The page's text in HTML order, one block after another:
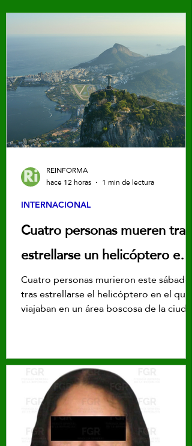
Cuatro personas mueren tras
estrellarse un helicóptero en
área boscosa de Río de
Janeiro
Cuatro personas murieron este sábado
tras estrellarse el helicóptero en el que
viajaban en un área boscosa de la ciudad
INTERNACIONAL
REINFORMA
hace 12 horas
1 min de lectura